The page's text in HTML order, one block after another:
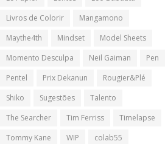
Livros de Colorir
Mangamono
Maythe4th
Mindset
Model Sheets
Momento Desculpa
Neil Gaiman
Pen
Pentel
Prix Dekanun
Rougier&Plé
Shiko
Sugestões
Talento
The Searcher
Tim Ferriss
Timelapse
Tommy Kane
WIP
colab55